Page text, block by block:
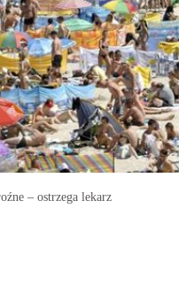
– ostrzega lekarz